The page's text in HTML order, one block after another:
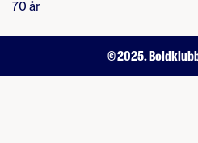
70 år
© 2025.